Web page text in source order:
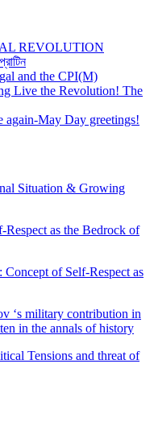
REVOLUTION
and the CPI(M)
Live the Revolution! The
again-May Day greetings!
Situation & Growing
as the Bedrock of
Concept of Self-Respect as
‘s military contribution in
in the annals of history
Tensions and threat of